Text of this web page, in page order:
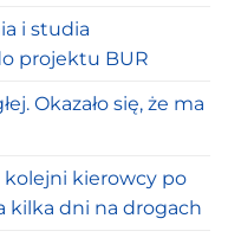
i studia
projektu BUR
Okazało się, że ma
kierowcy po
kilka dni na drogach